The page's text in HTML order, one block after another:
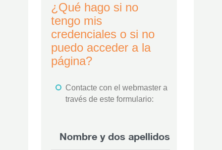
¿Qué hago si no
tengo mis
credenciales o si no
puedo acceder a la
página?
Contacte con el webmaster a
través de este formulario:
Nombre y dos apellidos